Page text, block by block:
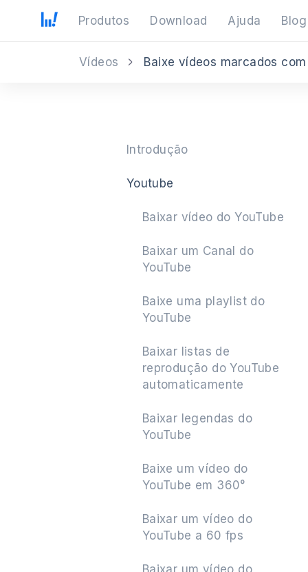
Produtos Download Ajuda Blog
Próximo
Vídeos Baixe vídeos marcados
Introdução
Youtube
Baixar vídeo do YouTube
Baixar um Canal do
YouTube
Baixe uma playlist do
YouTube
Baixar listas de
reprodução do YouTube
automaticamente
Baixar legendas do
YouTube
Baixe um vídeo do
YouTube em 360°
Baixar um vídeo do
YouTube a 60 fps
Baixar um vídeo do